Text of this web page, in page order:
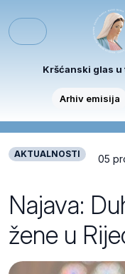
Menu
Kršćanski glas u
Arhiv emisija
AKTUALNOSTI 05
Najava:
žene u